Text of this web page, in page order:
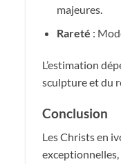
majeures.
Rareté :
L’estimation
sculpture et du
Conclusion
Les Christs en